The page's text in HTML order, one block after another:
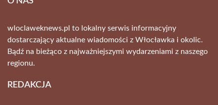
wloclaweknews.pl to lokalny serwis informacyjny
dostarczający aktualne wiadomości z Włocławka i okolic.
Bądź na bieżąco z najważniejszymi wydarzeniami z naszego
regionu.
REDAKCJA